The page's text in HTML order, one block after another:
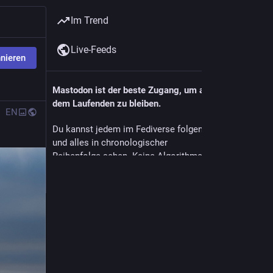
EN
Im Trend
Live-Feeds
Mastodon ist der beste Zugang, um auf
dem Laufenden zu bleiben.
Du kannst jedem im Fediverse folgen
und alles in chronologischer
Reihenfolge sehen. Keine Algorithmen,